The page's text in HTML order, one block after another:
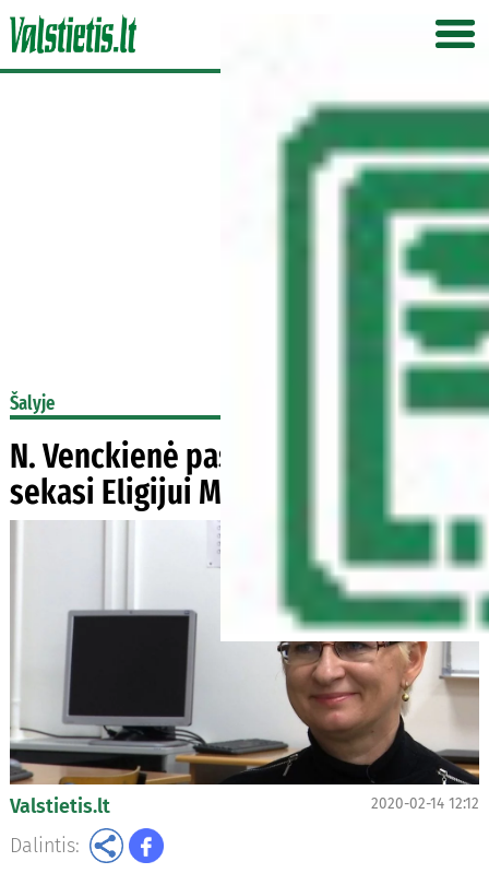
Šalyje
N. Venckienė pasipiktino: kaip
sekasi Eligijui Masiuliui
Valstietis.lt 2020-02-14 12:12
Dalintis: